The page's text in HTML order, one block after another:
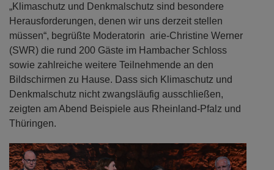
„Klimaschutz und Denkmalschutz sind besondere
Herausforderungen, denen wir uns derzeit stellen
müssen“, begrüßte Moderatorin arie-Christine Werner
(SWR) die rund 200 Gäste im Hambacher Schloss
sowie zahlreiche weitere Teilnehmende an den
Bildschirmen zu Hause. Dass sich Klimaschutz und
Denkmalschutz nicht zwangsläufig ausschließen,
zeigten am Abend Beispiele aus Rheinland-Pfalz und
Thüringen.
Previous Next